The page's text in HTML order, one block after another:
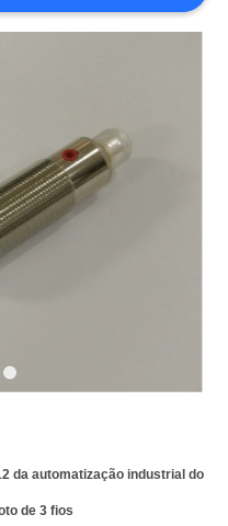
da automatização industrial do
de 3 fios